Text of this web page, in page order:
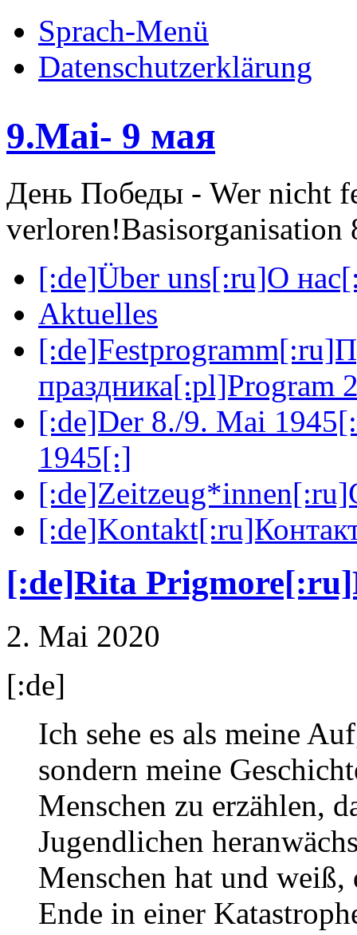
Sprach-Menü
Datenschutzerklärung
9.Mai- 9 мая
День Победы - Wer nicht
verloren!
[:de]Über uns[:ru]О
Aktuelles
праздника[:pl]Program
[:de]Der 8./9. Mai
1945[:]
[:de]Rita
2. Mai 2020
[:de]
Ich sehe es als meine
sondern meine
Menschen zu erzählen,
Jugendlichen
Menschen hat und
Ende in einer